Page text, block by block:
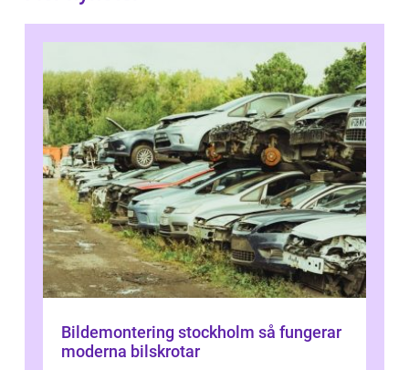
Bildemontering stockholm så fungerar
moderna bilskrotar